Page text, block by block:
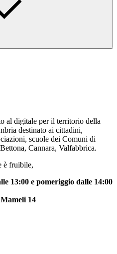
al digitale per il territorio della
destinato ai cittadini,
scuole dei Comuni di
Cannara, Valfabbrica.
è fruibile,
13:00 e pomeriggio dalle 14:00
14